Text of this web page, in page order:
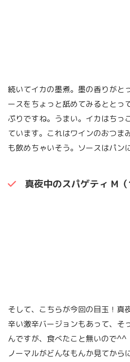
続いてイカの墨煮。墨の香りがと
ースをちょっと舐めてみるととっ
ぷりですね。うまい。イカはちっ
ています。これはワインのおつま
も飲めちゃいそう。ソースはパン
真夜中のスパゲティ M（
そして、こちらが今回の目玉！真
辛い激辛バージョンもあって、そ
んですが、食べたこと無いので^^
ノーマルがどんなもんか見てから